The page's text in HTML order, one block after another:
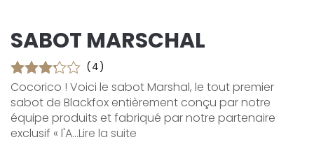
SABOT MARSCHAL
(4)
Cocorico ! Voici le sabot Marshal, le tout premier
sabot de Blackfox entièrement conçu par notre
équipe produits et fabriqué par notre partenaire
exclusif « l'A...Lire la suite